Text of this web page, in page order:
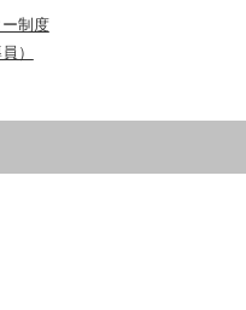
制度
）